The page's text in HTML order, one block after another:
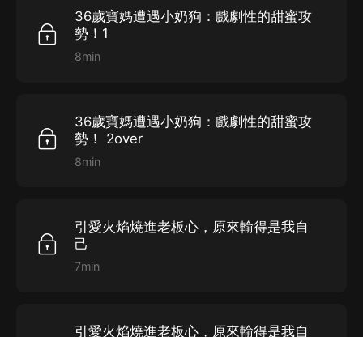
36歲寶媽遭遇小奶狗：戲劇性的甜蜜攻
勢！1
8min
36歲寶媽遭遇小奶狗：戲劇性的甜蜜攻
勢！ 2over
8min
引愛火焰燒進老板心，原來輸得是我自
己
7min
引愛火焰燒進老板心，原來輸得是我自